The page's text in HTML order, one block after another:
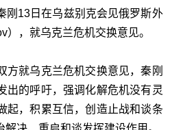
刚13日在乌兹别克会见俄罗斯外
），就乌克兰危机交换意见。
方就乌克兰危机交换意见，秦刚
出的呼吁，强调化解危机没有灵
起，积累互信，创造止战和谈条